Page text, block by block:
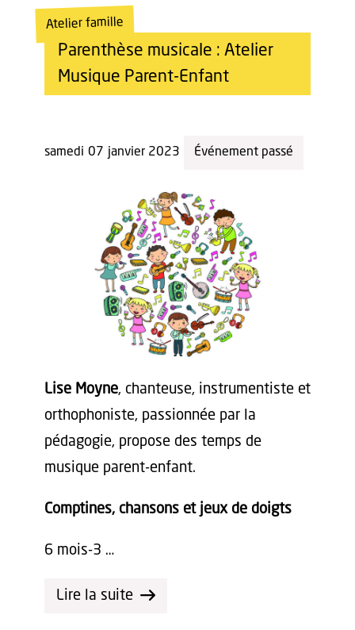
Parenthèse musicale : Atelier
Musique Parent-Enfant
Atelier famille
samedi 07 janvier 2023 Événement passé
Lise Moyne, chanteuse, instrumentiste et
orthophoniste, passionnée par la
pédagogie, propose des temps de
musique parent-enfant.
Comptines, chansons et jeux de doigts
6 mois-3 …
Lire la suite